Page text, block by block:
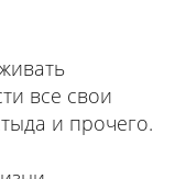
все свои
и прочего.